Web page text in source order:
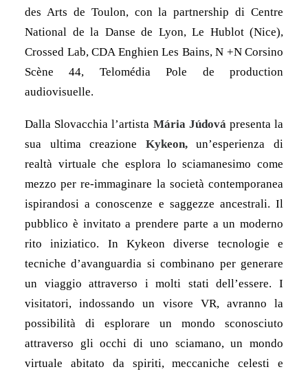
des Arts de Toulon, con la partnership di Centre
National de la Danse de Lyon, Le Hublot (Nice),
Crossed Lab, CDA Enghien Les Bains, N +N Corsino
Scène 44, Telomédia Pole de production
audiovisuelle.
Dalla Slovacchia l’artista Mária Júdovápresenta la
sua ultima creazione Kykeon,un’esperienza di
realtà virtuale che esplora lo sciamanesimo come
mezzo per re-immaginare la società contemporanea
ispirandosi a conoscenze e saggezze ancestrali. Il
pubblico è invitato a prendere parte a un moderno
rito iniziatico. In Kykeon diverse tecnologie e
tecniche d’avanguardia si combinano per generare
un viaggio attraverso i molti stati dell’essere. I
visitatori, indossando un visore VR, avranno la
possibilità di esplorare un mondo sconosciuto
attraverso gli occhi di uno sciamano, un mondo
virtuale abitato da spiriti, meccaniche celesti e